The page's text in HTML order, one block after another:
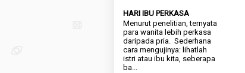
HARI IBU PERKASA
Menurut penelitian, ternyata
para wanita lebih perkasa
daripada pria. Sederhana
cara mengujinya: lihatlah
istri atau ibu kita, seberapa
ba...